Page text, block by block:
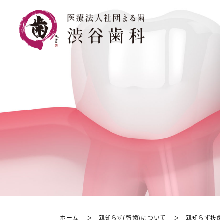
ホーム 親知らず(智歯)について 親知らず抜